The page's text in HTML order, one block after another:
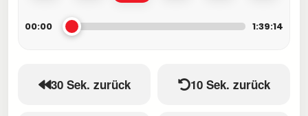
00:00 1:39:14
30 Sek. zurück 10 Sek. zurück